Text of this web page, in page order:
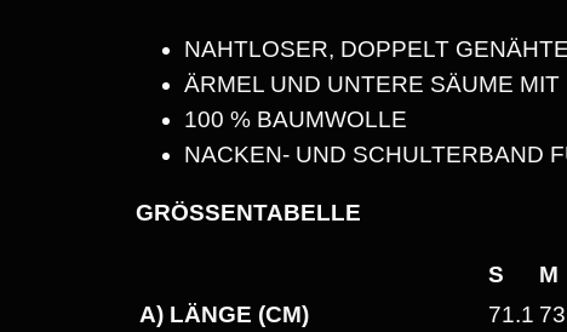
NAHTLOSER, DOPPELT
ÄRMEL UND UNTERE SÄUME
100 % BAUMWOLLE
NACKEN- UND SCHULTERBAND
GRÖSSENTABELLE
S M
A) LÄNGE (CM)
71.1